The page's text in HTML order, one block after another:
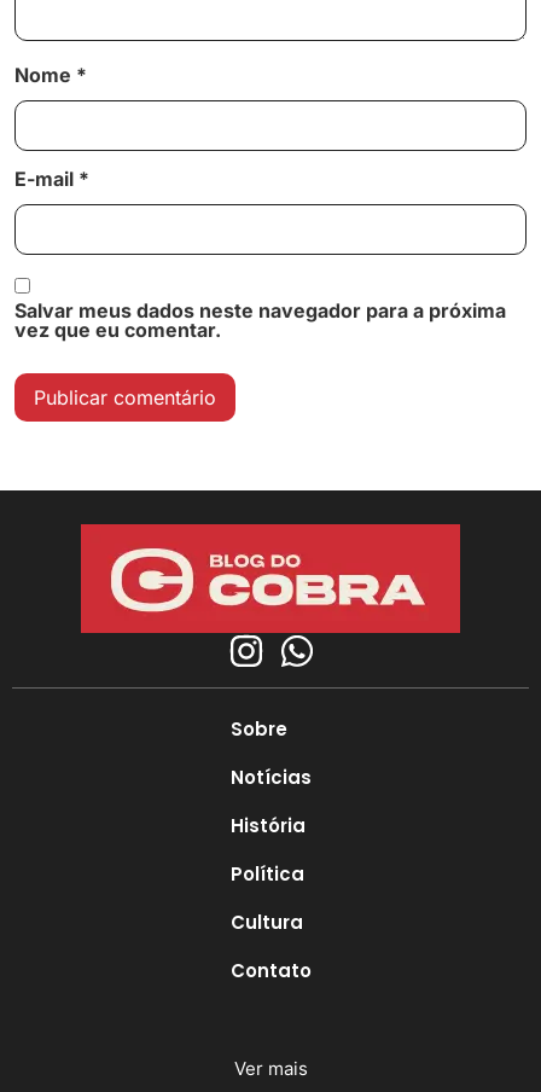
Nome *
E-mail *
Salvar meus dados neste navegador para a próxima
vez que eu comentar.
Sobre
Notícias
História
Política
Cultura
Contato
Ver mais